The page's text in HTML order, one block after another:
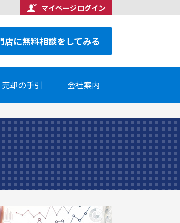
マイページログイン
店に無料相談をしてみる
売却専門店に無料相談をしてみる
売却の手引 会社案内